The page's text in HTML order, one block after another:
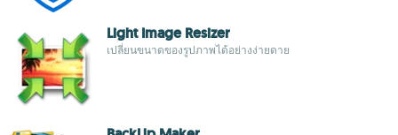
Light Image Resizer
เปลี่ยนขนาดของรูปภาพได้อย่างง่ายดาย